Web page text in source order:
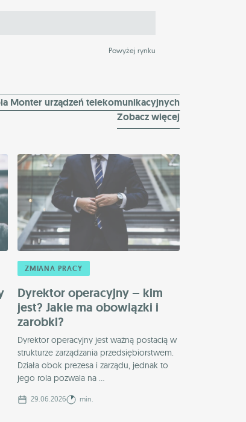
Powyżej rynku
Monter urządzeń telekomunikacyjnych
Zobacz więcej
ZMIANA PRACY
Dyrektor operacyjny – kim
jest? Jakie ma obowiązki i
zarobki?
Dyrektor operacyjny jest ważną postacią w
strukturze zarządzania przedsiębiorstwem.
Działa obok prezesa i zarządu, jednak to
jego rola pozwala na ...
29.06.2026 min.